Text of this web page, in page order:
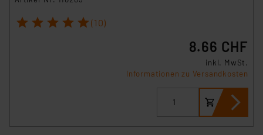
1 2 3 4 5 (10)
8.66 CHF
inkl. MwSt.
Informationen zu Versandkosten